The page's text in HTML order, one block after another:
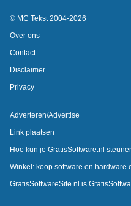
© MC Tekst 2004-2026
Over ons
Contact
Disclaimer
Privacy
Adverteren/Advertise
Link plaatsen
Hoe kun je GratisSoftware.nl
Winkel: koop software en hardware
GratisSoftwareSite.nl is